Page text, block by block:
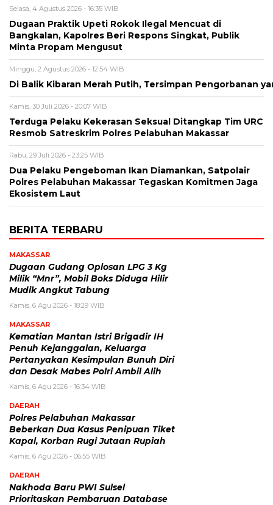
Selasa, 4 Agustus 2026 - 16:35 WIB
Dugaan Praktik Upeti Rokok Ilegal Mencuat di
Bangkalan, Kapolres Beri Respons Singkat, Publik
Minta Propam Mengusut
Minggu, 2 Agustus 2026 - 12:54 WIB
Di Balik Kibaran Merah Putih, Tersimpan Pengorbanan
Kamis, 30 Juli 2026 - 20:07 WIB
Terduga Pelaku Kekerasan Seksual Ditangkap Tim URC
Resmob Satreskrim Polres Pelabuhan Makassar
Rabu, 29 Juli 2026 - 23:25 WIB
Dua Pelaku Pengeboman Ikan Diamankan, Satpolair
Polres Pelabuhan Makassar Tegaskan Komitmen Jaga
Ekosistem Laut
BERITA TERBARU
MAKASSAR
Dugaan Gudang Oplosan LPG 3 Kg
Milik “Mnr”, Mobil Boks Diduga Hilir
Mudik Angkut Tabung
Kamis, 6 Agu 2026 - 18:29 WIB
MAKASSAR
Kematian Mantan Istri Brigadir IH
Penuh Kejanggalan, Keluarga
Pertanyakan Kesimpulan Bunuh Diri
dan Desak Mabes Polri Ambil Alih
Kamis, 6 Agu 2026 - 16:34 WIB
DAERAH
Polres Pelabuhan Makassar
Beberkan Dua Kasus Penipuan Tiket
Kapal, Korban Rugi Jutaan Rupiah
Kamis, 6 Agu 2026 - 06:55 WIB
DAERAH
Nakhoda Baru PWI Sulsel
Prioritaskan Pembaruan Database